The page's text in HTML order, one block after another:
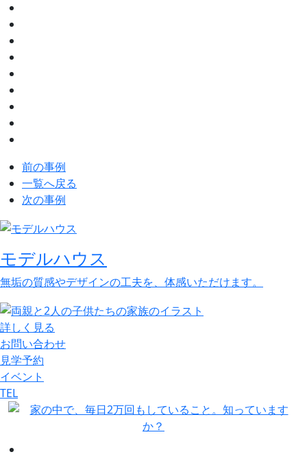
前の事例
一覧へ戻る
次の事例
モデルハウス
無垢の質感やデザインの工夫を、体感いただけます。
詳しく見る
お問い合わせ
見学予約
イベント
TEL